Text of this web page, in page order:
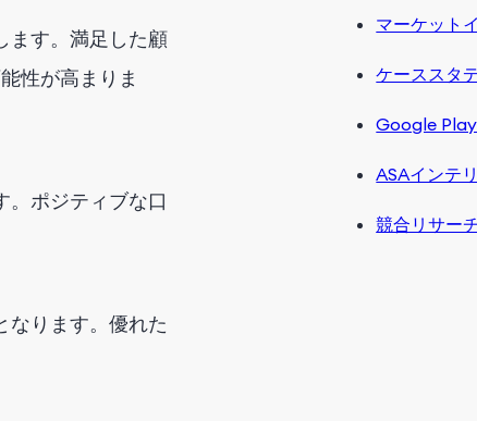
ます。満足した顧
性が高まりま
。ポジティブな口
なります。優れた
マーケット
ケーススタ
Google
ASAインテ
競合リサー